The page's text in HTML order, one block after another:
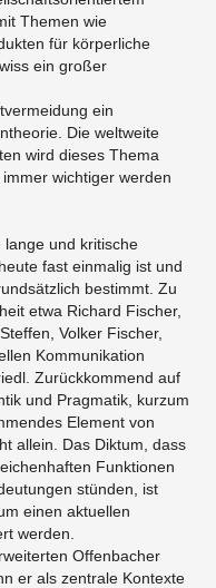
Themen wie
für körperliche
ein großer
ein
Die weltweite
wird dieses Thema
wichtiger werden
lange und kritische
fast einmalig ist und
bestimmt. Zu
etwa Richard Fischer,
Volker Fischer,
Kommunikation
Zurückkommend auf
und Pragmatik, kurzum
Element von
allein. Das Diktum, dass
Funktionen
stünden, ist
einen aktuellen
werden.
Offenbacher
er als zentrale Kontexte